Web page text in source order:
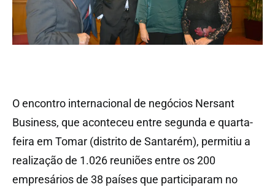
O encontro internacional de negócios Nersant
Business, que aconteceu entre segunda e quarta-
feira em Tomar (distrito de Santarém), permitiu a
realização de 1.026 reuniões entre os 200
empresários de 38 países que participaram no